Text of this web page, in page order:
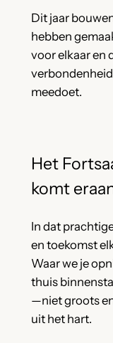
Dit jaar
hebben
voor elkaar en
meedoet.
Het
komt
In dat
en toekomst
Waar we je
thuis
—niet groots
uit het hart.